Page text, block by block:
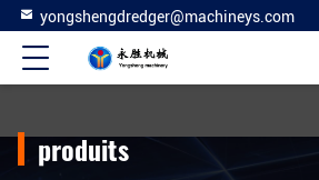
yongshengdredger@machineys.com
produits